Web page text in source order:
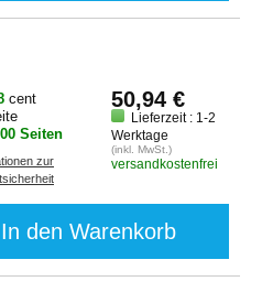
cent
Seiten
zur
50,94 €
Lieferzeit : 1-2
Werktage
(inkl. MwSt.)
versandkostenfrei
In den Warenkorb